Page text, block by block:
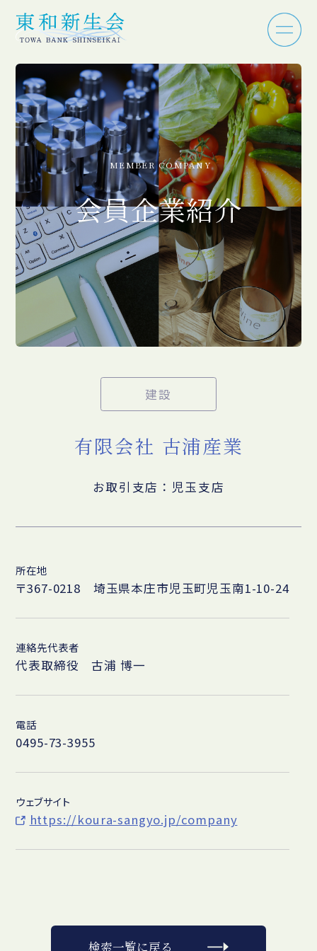
MEMBER COMPANY
会員企業紹介
建設
有限会社 古浦産業
お取引支店：児玉支店
所在地
〒367-0218 埼玉県本庄市児玉町児玉南1-10-24
連絡先代表者
代表取締役 古浦 博一
電話
0495-73-3955
ウェブサイト
https://koura-sangyo.jp/company
検索一覧に戻る